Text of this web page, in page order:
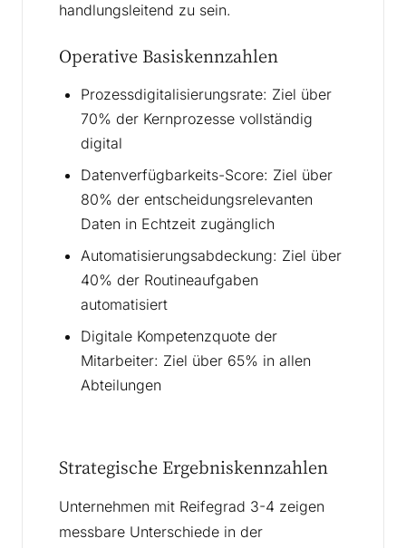
handlungsleitend zu sein.
Operative Basiskennzahlen
Prozessdigitalisierungsrate: Ziel über
70% der Kernprozesse vollständig
digital
Datenverfügbarkeits-Score: Ziel über
80% der entscheidungsrelevanten
Daten in Echtzeit zugänglich
Automatisierungsabdeckung: Ziel über
40% der Routineaufgaben
automatisiert
Digitale Kompetenzquote der
Mitarbeiter: Ziel über 65% in allen
Abteilungen
Strategische Ergebniskennzahlen
Unternehmen mit Reifegrad 3-4 zeigen
messbare Unterschiede in der